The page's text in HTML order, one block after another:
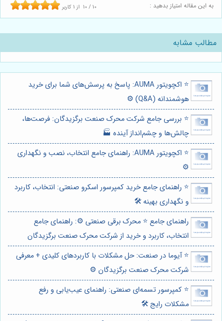
به این مقاله امتیاز بدهید : 10 / 10 از 1 کاربر
مطالب مشابه
⭐️ اکچویتور AUMA: پاسخ به پرسش‌های شما برای خرید
هوشمندانه (Q&A) ⚙️
⭐️ بررسی جامع شرکت محرک صنعت برگزیدگان: فرصت‌ها،
چالش‌ها و چشم‌انداز آینده 🏭
⭐️ اکچویتور AUMA: راهنمای جامع انتخاب، نصب و نگهداری
⚙️
⭐️ راهنمای جامع خرید کمپرسور اسکرو صنعتی: انتخاب، کاربرد
و نگهداری بهینه 🛠️
راهنمای جامع ⭐️ محرک برقی صنعتی ⚙️: راهنمای جامع
انتخاب، کاربرد و خرید از شرکت محرک صنعت برگزیدگان
⭐️ آیوما در صنعت: حل مشکلات با کاربردهای کلیدی + معرفی
شرکت محرک صنعت برگزیدگان ⚙️
⭐️ کمپرسور تسمه‌ای صنعتی: راهنمای عیب‌یابی و رفع
مشکلات رایج 🛠️